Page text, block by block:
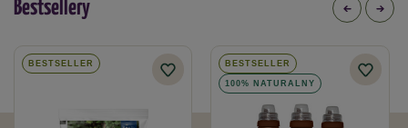
Bestsellery
BESTSELLER BESTSELLER
100% NATURALNY